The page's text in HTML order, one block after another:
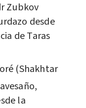
Zubkov
desde
de Taras
(Shakhtar
la